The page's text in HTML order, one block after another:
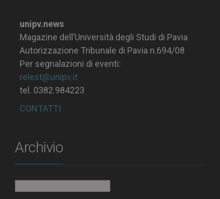
unipv.news
Magazine dell’Università degli Studi di Pavia
Autorizzazione Tribunale di Pavia n.694/08
Per segnalazioni di eventi:
relest@unipv.it
tel. 0382.984223
CONTATTI
Archivio